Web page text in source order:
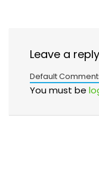
Leave a reply
Default
You must be